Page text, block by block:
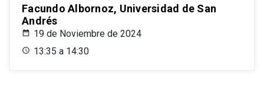
Facundo Albornoz, Universidad de San
Andrés
19 de Noviembre de 2024
13:35 a 14:30